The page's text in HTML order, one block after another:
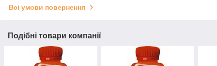
Всі умови повернення
Подібні товари компанії